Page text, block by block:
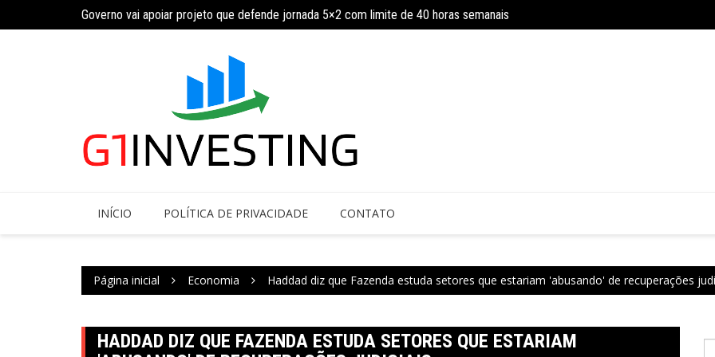
Governo vai apoiar projeto que defende jornada 5×2 com limite de 40 horas semanais INSS amplia temporariamente
INÍCIO POLÍTICA DE PRIVACIDADE CONTATO
Página inicial Economia Haddad diz que Fazenda estuda setores que estariam 'abusando' de recuperações
HADDAD DIZ QUE FAZENDA ESTUDA SETORES QUE ESTARIAM